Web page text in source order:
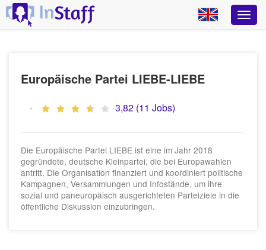
Europäische Partei LIEBE-LIEBE
3,82 (11 Jobs)
Die Europäische Partei LIEBE ist eine im Jahr 2018
gegründete, deutsche Kleinpartei, die bei Europawahlen
antritt. Die Organisation finanziert und koordiniert politische
Kampagnen, Versammlungen und Infostände, um ihre
sozial und paneuropäisch ausgerichteten Parteiziele in die
öffentliche Diskussion einzubringen.